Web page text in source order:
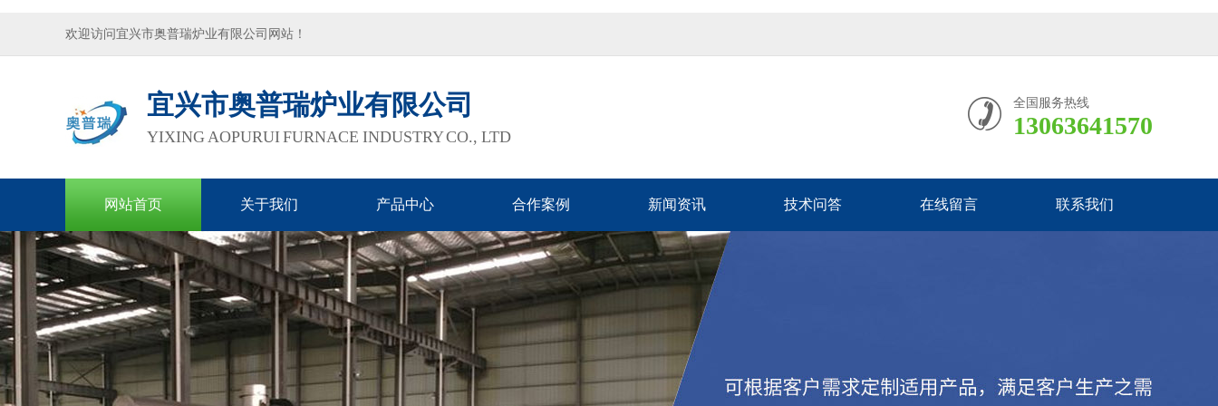
欢迎访问宜兴市奥普瑞炉业有限公司网站！
宜兴市奥普瑞炉业有限公司
YIXING AOPURUI FURNACE INDUSTRY CO., LTD
全国服务热线
13063641570
网站首页 关于我们 产品中心 合作案例 新闻资讯 技术问答 在线留言 联系我们